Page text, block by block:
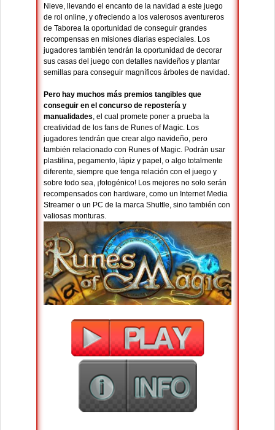
Nieve, llevando el encanto de la navidad a este juego
de rol online, y ofreciendo a los valerosos aventureros
de Taborea la oportunidad de conseguir grandes
recompensas en misiones diarias especiales. Los
jugadores también tendrán la oportunidad de decorar
sus casas del juego con detalles navideños y plantar
semillas para conseguir magníficos árboles de navidad.
Pero hay muchos más premios tangibles que
conseguir en el concurso de repostería y
manualidades, el cual promete poner a prueba la
creatividad de los fans de Runes of Magic. Los
jugadores tendrán que crear algo navideño, pero
también relacionado con Runes of Magic. Podrán usar
plastilina, pegamento, lápiz y papel, o algo totalmente
diferente, siempre que tenga relación con el juego y
sobre todo sea, ¡fotogénico! Los mejores no solo serán
recompensados con hardware, como un Internet Media
Streamer o un PC de la marca Shuttle, sino también con
valiosas monturas.